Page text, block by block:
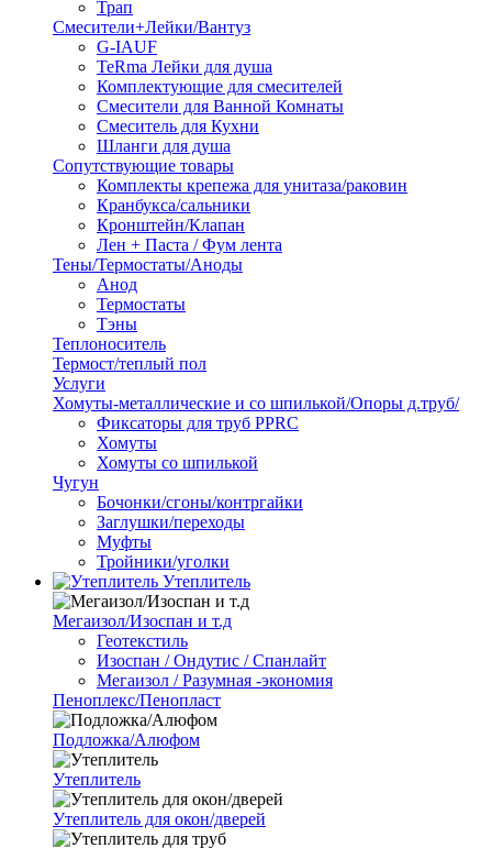
Трап
Смесители+Лейки/Вантуз
G-IAUF
TeRma Лейки для душа
Комплектующие для смесителей
Смесители для Ванной Комнаты
Смеситель для Кухни
Шланги для душа
Сопутствующие товары
Комплекты крепежа для унитаза/раковин
Кранбукса/сальники
Кронштейн/Клапан
Лен + Паста / Фум лента
Тены/Термостаты/Аноды
Анод
Термостаты
Тэны
Теплоноситель
Термост/теплый пол
Услуги
Хомуты-металлические и со шпилькой/Опоры д.труб/
Фиксаторы для труб PPRC
Хомуты
Хомуты со шпилькой
Чугун
Бочонки/сгоны/контргайки
Заглушки/переходы
Муфты
Тройники/уголки
Утеплитель
Мегаизол/Изоспан и т.д
Геотекстиль
Изоспан / Ондутис / Спанлайт
Мегаизол / Разумная -экономия
Пеноплекс/Пенопласт
Подложка/Алюфом
Утеплитель
Утеплитель для окон/дверей